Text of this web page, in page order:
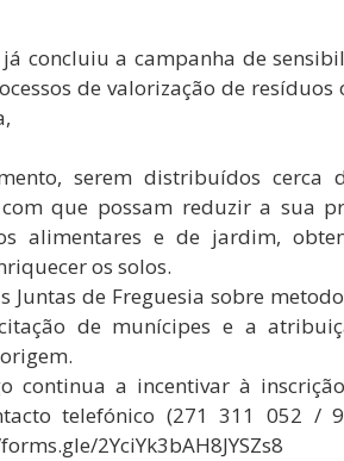
concluiu a campanha de
de valorização de resíduos
serem distribuídos cerca
que possam reduzir a sua
alimentares e de jardim,
os solos.
de Freguesia sobre
de munícipes e a
continua a incentivar à
telefónico (271 311 052 /
2YciYk3bAH8JYSZs8